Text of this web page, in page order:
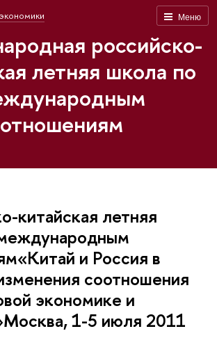
Меню
российско-
летняя школа по
отношениям
китайская летняя
и Россия в
соотношения
экономике и
1-5 июля 2011